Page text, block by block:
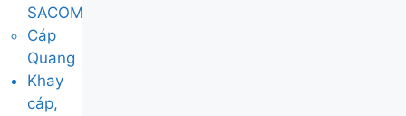
SACOM
Cáp
Quang
Khay
cáp,